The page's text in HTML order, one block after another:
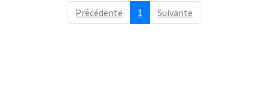
Précédente
1 Suivante